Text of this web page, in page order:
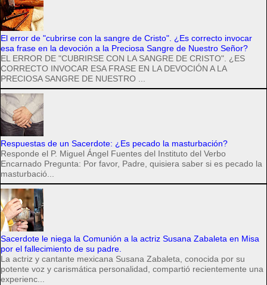
El error de "cubrirse con la sangre de Cristo". ¿Es correcto invocar
esa frase en la devoción a la Preciosa Sangre de Nuestro Señor?
EL ERROR DE "CUBRIRSE CON LA SANGRE DE CRISTO". ¿ES
CORRECTO INVOCAR ESA FRASE EN LA DEVOCIÓN A LA
PRECIOSA SANGRE DE NUESTRO ...
Respuestas de un Sacerdote: ¿Es pecado la masturbación?
Responde el P. Miguel Ángel Fuentes del Instituto del Verbo
Encarnado Pregunta: Por favor, Padre, quisiera saber si es pecado la
masturbació...
Sacerdote le niega la Comunión a la actriz Susana Zabaleta en Misa
por el fallecimiento de su padre.
La actriz y cantante mexicana Susana Zabaleta, conocida por su
potente voz y carismática personalidad, compartió recientemente una
experienc...